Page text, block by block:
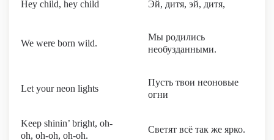
Hey child, hey child Эй, дитя, эй, дитя,
We were born wild.
Мы родились
необузданными.
Let your neon lights
Пусть твои неоновые
огни
Keep shinin’ bright, oh-
oh, oh-oh, oh-oh.
Светят всё так же ярко.